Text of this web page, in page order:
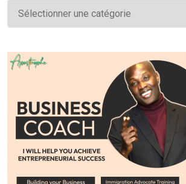
Catégories